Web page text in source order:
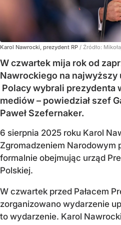
Karol Nawrocki, prezydent RP / Źródło:
W czwartek mija rok od
Nawrockiego na najwyższy
Polacy wybrali prezydenta
mediów – powiedział szef
Paweł Szefernaker.
6 sierpnia 2025 roku Karol
Zgromadzeniem Narodowym
formalnie obejmując urząd
Polskiej.
W czwartek przed Pałacem
zorganizowano wydarzenie
to wydarzenie. Karol